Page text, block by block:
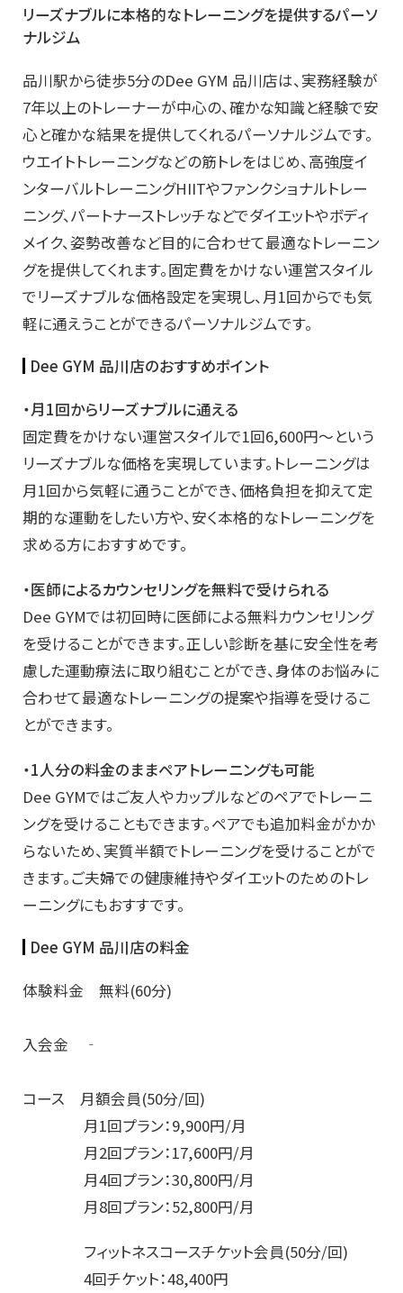
リーズナブルに本格的なトレーニングを提供するパーソ
ナルジム
品川駅から徒歩5分のDee GYM 品川店は、実務経験が
7年以上のトレーナーが中心の、確かな知識と経験で安
心と確かな結果を提供してくれるパーソナルジムです。
ウエイトトレーニングなどの筋トレをはじめ、高強度イ
ンターバルトレーニングHIITやファンクショナルトレー
ニング、パートナーストレッチなどでダイエットやボディ
メイク、姿勢改善など目的に合わせて最適なトレーニン
グを提供してくれます。固定費をかけない運営スタイル
でリーズナブルな価格設定を実現し、月1回からでも気
軽に通えうことができるパーソナルジムです。
Dee GYM 品川店のおすすめポイント
・月1回からリーズナブルに通える
固定費をかけない運営スタイルで1回6,600円～という
リーズナブルな価格を実現しています。トレーニングは
月1回から気軽に通うことができ、価格負担を抑えて定
期的な運動をしたい方や、安く本格的なトレーニングを
求める方におすすめです。
・医師によるカウンセリングを無料で受けられる
Dee GYMでは初回時に医師による無料カウンセリング
を受けることができます。正しい診断を基に安全性を考
慮した運動療法に取り組むことができ、身体のお悩みに
合わせて最適なトレーニングの提案や指導を受けるこ
とができます。
・1人分の料金のままペアトレーニングも可能
Dee GYMではご友人やカップルなどのペアでトレーニ
ングを受けることもできます。ペアでも追加料金がかか
らないため、実質半額でトレーニングを受けることがで
きます。ご夫婦での健康維持やダイエットのためのトレ
ーニングにもおすすです。
Dee GYM 品川店の料金
体験料金 無料(60分)
入会金 ‐
コース 月額会員(50分/回)
月1回プラン：9,900円/月
月2回プラン：17,600円/月
月4回プラン：30,800円/月
月8回プラン：52,800円/月
フィットネスコースチケット会員(50分/回)
4回チケット：48,400円